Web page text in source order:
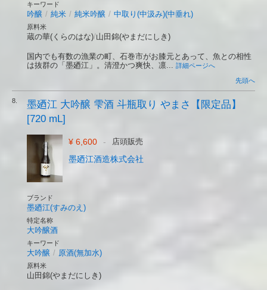
キーワード
吟醸 / 純米 / 純米吟醸 / 中取り(中汲み)(中垂れ)
原料米
蔵の華(くらのはな)/山田錦(やまだにしき)
国内でも有数の漁業の町、石巻市がお膝元とあって、魚との相性
は抜群の「墨廼江」。清澄かつ爽快、凛... 詳細ページへ
先頭へ
8.
墨廼江 大吟醸 雫酒 斗瓶取り やまさ【限定品】
[720 mL]
¥ 6,600 - 店頭販売
墨廼江酒造株式会社
ブランド
墨廼江(すみのえ)
特定名称
大吟醸酒
キーワード
大吟醸 / 原酒(無加水)
原料米
山田錦(やまだにしき)